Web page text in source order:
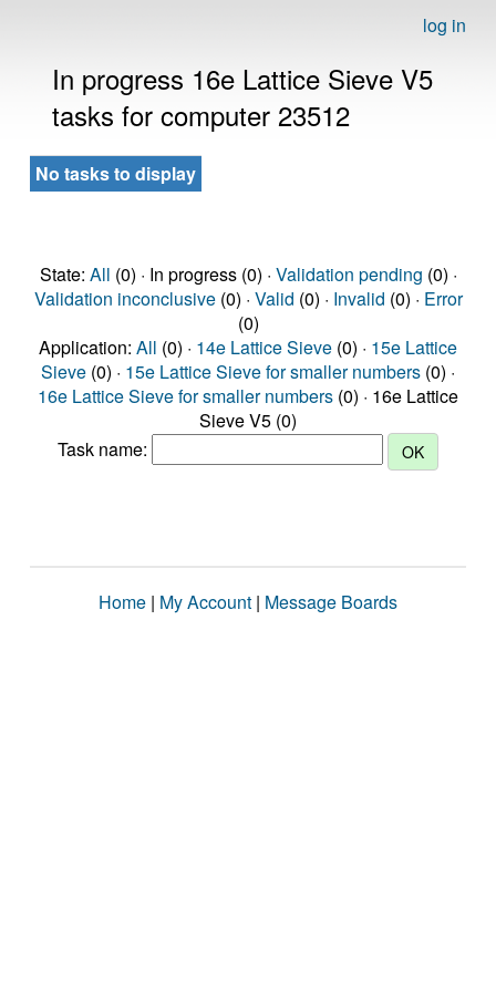
log in
In progress 16e Lattice Sieve V5
tasks for computer 23512
No tasks to display
State: All (0) · In progress (0) · Validation pending (0) ·
Validation inconclusive(0) · Valid (0) · Invalid (0) · Error
(0)
Application: All (0) · 14e Lattice Sieve (0) · 15e Lattice
Sieve (0) · 15e Lattice Sieve for smaller numbers (0) ·
16e Lattice Sieve for smaller numbers (0) · 16e Lattice
Sieve V5 (0)
Task name:
Home | My Account | Message Boards